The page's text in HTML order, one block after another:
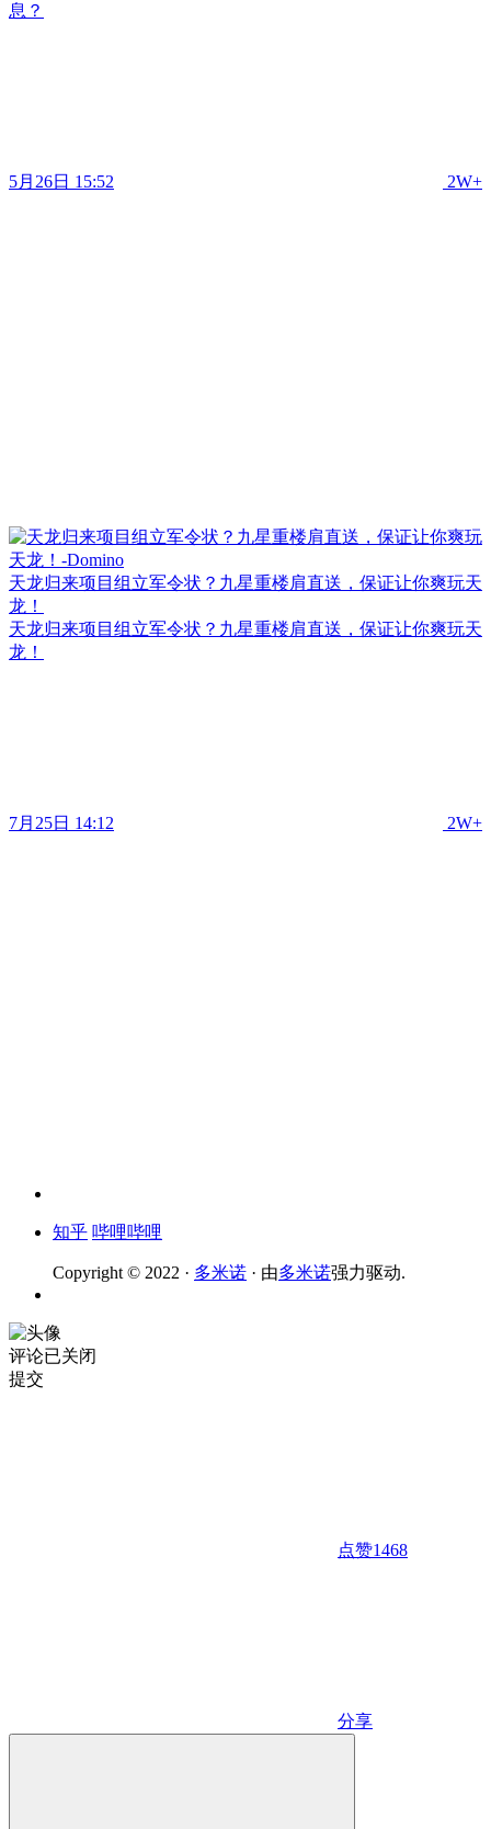
息？
5月26日 15:52 2W+
天龙归来项目组立军令状？九星重楼肩直送，保证让你爽玩天
龙！
天龙归来项目组立军令状？九星重楼肩直送，保证让你爽玩天
龙！
7月25日 14:12 2W+
知乎 哔哩哔哩
Copyright © 2022 · 多米诺 · 由多米诺强力驱动.
评论已关闭
提交
点赞1468
分享